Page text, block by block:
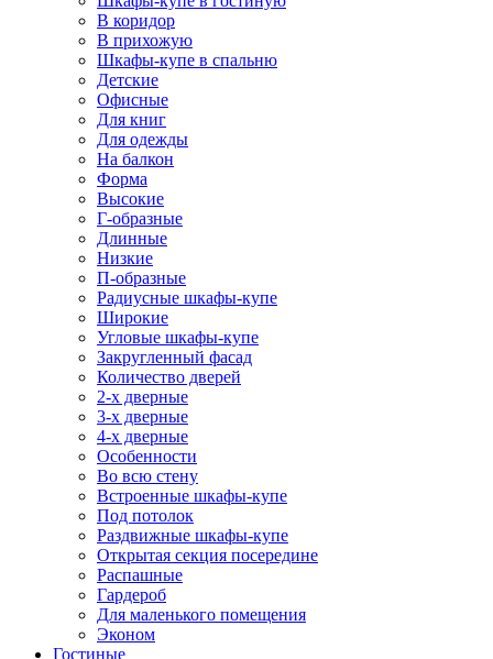
В коридор
В прихожую
Шкафы-купе в спальню
Детские
Офисные
Для книг
Для одежды
На балкон
Форма
Высокие
Г-образные
Длинные
Низкие
П-образные
Радиусные шкафы-купе
Широкие
Угловые шкафы-купе
Закругленный фасад
Количество дверей
2-х дверные
3-х дверные
4-х дверные
Особенности
Во всю стену
Встроенные шкафы-купе
Под потолок
Раздвижные шкафы-купе
Открытая секция посередине
Распашные
Гардероб
Для маленького помещения
Эконом
Гостиные